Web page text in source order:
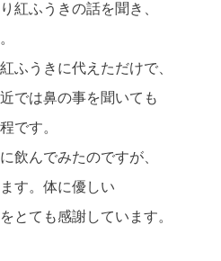
紅ふうきの話を聞き、
ふうきに代えただけで、
では鼻の事を聞いても
です。
飲んでみたのですが、
す。体に優しい
とても感謝しています。